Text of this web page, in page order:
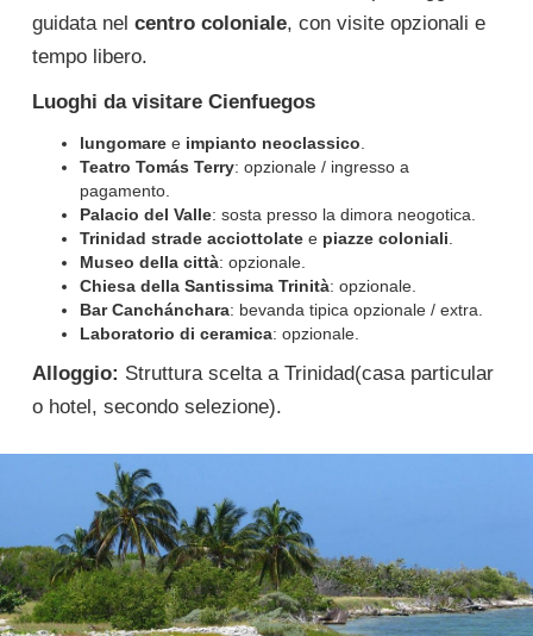
guidata nel centro coloniale, con visite opzionali e
tempo libero.
Luoghi da visitare Cienfuegos
lungomare e impianto neoclassico
Teatro Tomás Terry: opzionale / ingresso a
pagamento.
Palacio del Valle: sosta presso la dimora neogotica.
Trinidad strade acciottolate e piazze coloniali
Museo della città: opzionale.
Chiesa della Santissima Trinità: opzionale.
Bar Canchánchara: bevanda tipica opzionale / extra.
Laboratorio di ceramica: opzionale.
Alloggio: Struttura scelta a Trinidad(casa particular
o hotel, secondo selezione).